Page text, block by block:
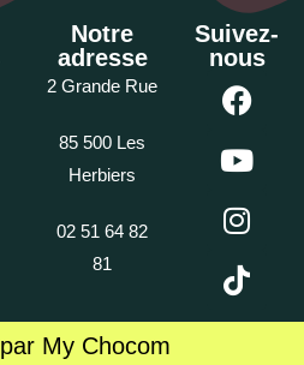
Notre
adresse
2 Grande Rue
85 500 Les
Herbiers
02 51 64 82
81
Suivez-
nous
My Chocom